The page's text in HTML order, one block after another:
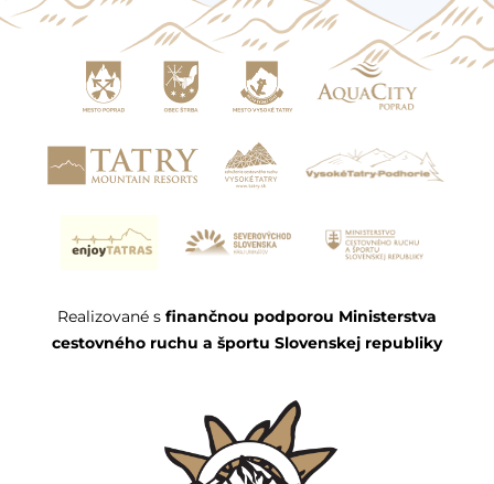
Realizované s finančnou podporou Ministerstva
cestovného ruchu a športu Slovenskej republiky